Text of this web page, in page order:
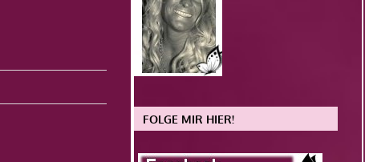
FOLGE MIR HIER!